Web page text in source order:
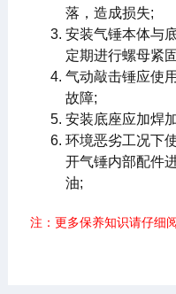
落，造成损失;
安装气锤本体与
定期进行螺母紧
气动敲击锤应使
故障;
安装底座应加焊
环境恶劣工况下
开气锤内部配件
油;
注：更多保养知识请仔细